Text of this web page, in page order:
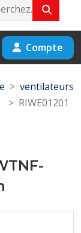
Compte
ventilateurs
RIWE01201